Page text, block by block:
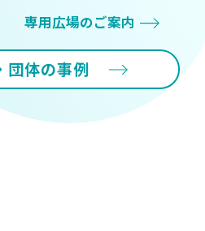
専用広場のご案内
団体の事例